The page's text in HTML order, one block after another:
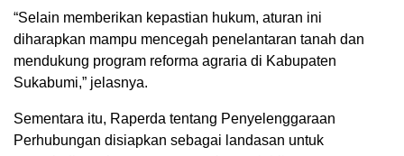
“Selain memberikan kepastian hukum, aturan ini
diharapkan mampu mencegah penelantaran tanah dan
mendukung program reforma agraria di Kabupaten
Sukabumi,” jelasnya.
Sementara itu, Raperda tentang Penyelenggaraan
Perhubungan disiapkan sebagai landasan untuk